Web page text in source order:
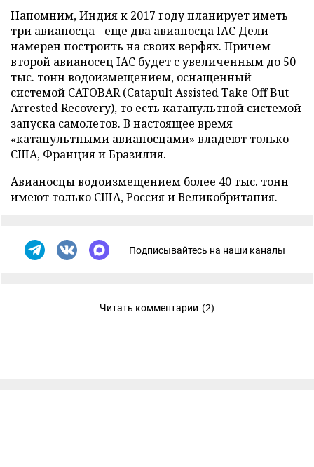
Напомним, Индия к 2017 году планирует иметь
три авианосца - еще два авианосца IAC Дели
намерен построить на своих верфях. Причем
второй авианосец IAC будет с увеличенным до 50
тыс. тонн водоизмещением, оснащенный
системой CATOBAR (Catapult Assisted Take Off But
Arrested Recovery), то есть катапультной системой
запуска самолетов. В настоящее время
«катапультными авианосцами» владеют только
США, Франция и Бразилия.
Авианосцы водоизмещением более 40 тыс. тонн
имеют только США, Россия и Великобритания.
Подписывайтесь на наши каналы
Читать комментарии (2)